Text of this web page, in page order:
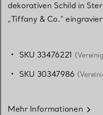
dekorativen Schild in
„Tiffany & Co.“
SKU 33476221
SKU 30347986
Mehr Informationen